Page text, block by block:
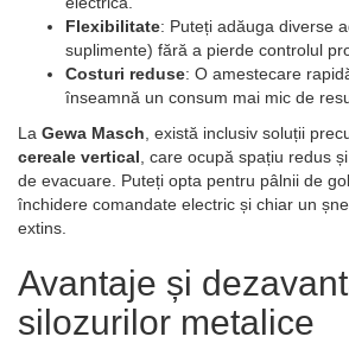
Flexibilitate: Puteți adăuga diverse
suplimente) fără a pierde controlul
Costuri reduse: O amestecare
înseamnă un consum mai mic de
La Gewa Masch , există inclusiv soluții
cereale vertical , care ocupă spațiu redus
de evacuare. Puteți opta pentru pâlnii de
închidere comandate electric și chiar un
extins.
Avantaje și
silozurilor metalice